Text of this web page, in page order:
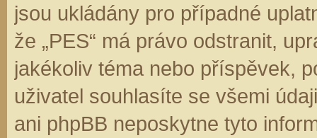
jsou ukládány pro případné
že „PES“ má právo odstranit,
jakékoliv téma nebo příspěvek,
uživatel souhlasíte se všemi
ani phpBB neposkytne tyto